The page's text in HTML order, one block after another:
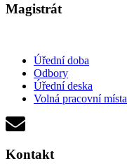
Magistrát
Úřední doba
Odbory
Úřední deska
Volná pracovní místa
Kontakt